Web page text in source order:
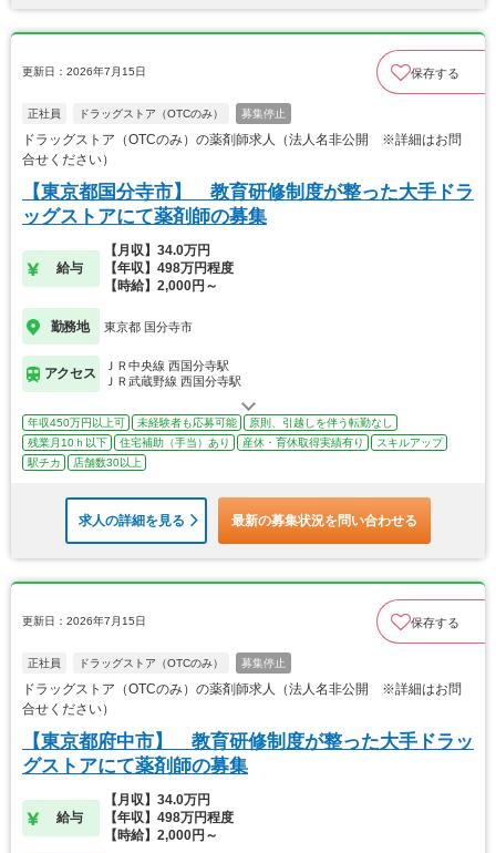
更新日：2026年7月15日 保存する
正社員 ドラッグストア（OTCのみ） 募集停止
ドラッグストア（OTCのみ）の薬剤師求人（法人名非公開 ※詳細はお問
合せください）
【東京都国分寺市】 教育研修制度が整った大手ドラ
ッグストアにて薬剤師の募集
給与
【月収】34.0万円
【年収】498万円程度
【時給】2,000円～
勤務地 東京都 国分寺市
アクセス
ＪＲ中央線 西国分寺駅
ＪＲ武蔵野線 西国分寺駅
年収450万円以上可 未経験者も応募可能
原則、引越しを伴う転勤なし
残業月10ｈ以下
住宅補助（手当）あり 産休・育休取得実績有り
スキルアップ
駅チカ
店舗数30以上
求人の詳細を見る 最新の募集状況を問い合わせる
更新日：2026年7月15日 保存する
正社員 ドラッグストア（OTCのみ） 募集停止
ドラッグストア（OTCのみ）の薬剤師求人（法人名非公開 ※詳細はお問
合せください）
【東京都府中市】 教育研修制度が整った大手ドラッ
グストアにて薬剤師の募集
給与
【月収】34.0万円
【年収】498万円程度
【時給】2,000円～